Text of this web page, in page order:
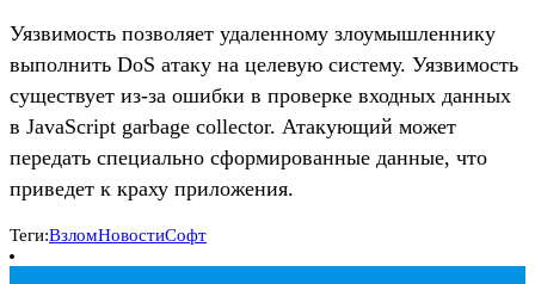
Уязвимость позволяет удаленному злоумышленнику
выполнить DoS атаку на целевую систему. Уязвимость
существует из-за ошибки в проверке входных данных
в JavaScript garbage collector. Атакующий может
передать специально сформированные данные, что
приведет к краху приложения.
Теги:ВзломНовостиСофт